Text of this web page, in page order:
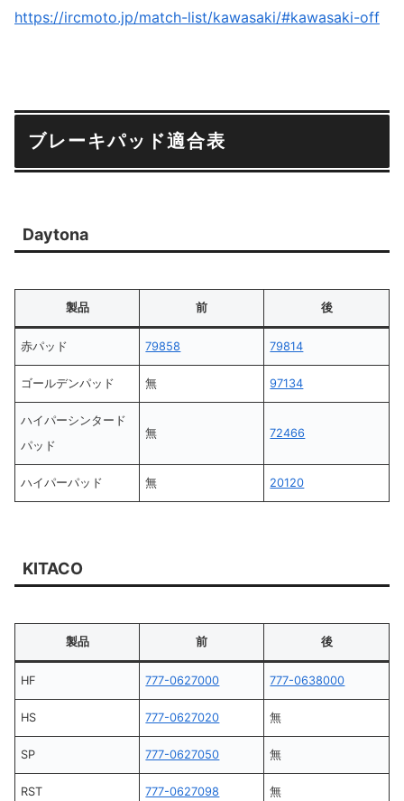
https://ircmoto.jp/match-list/kawasaki/#kawasaki-off
ブレーキパッド適合表
Daytona
製品 前 後
赤パッド 79858 79814
ゴールデンパッド 無 97134
ハイパーシンタード
パッド
無 72466
ハイパーパッド 無 20120
KITACO
製品 前 後
HF 777-0627000 777-0638000
HS 777-0627020 無
SP 777-0627050 無
RST 777-0627098 無